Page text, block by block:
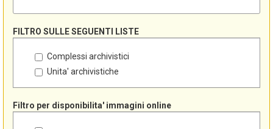
FILTRO SULLE SEGUENTI LISTE
Complessi archivistici
Unita' archivistiche
Filtro per disponibilita' immagini online